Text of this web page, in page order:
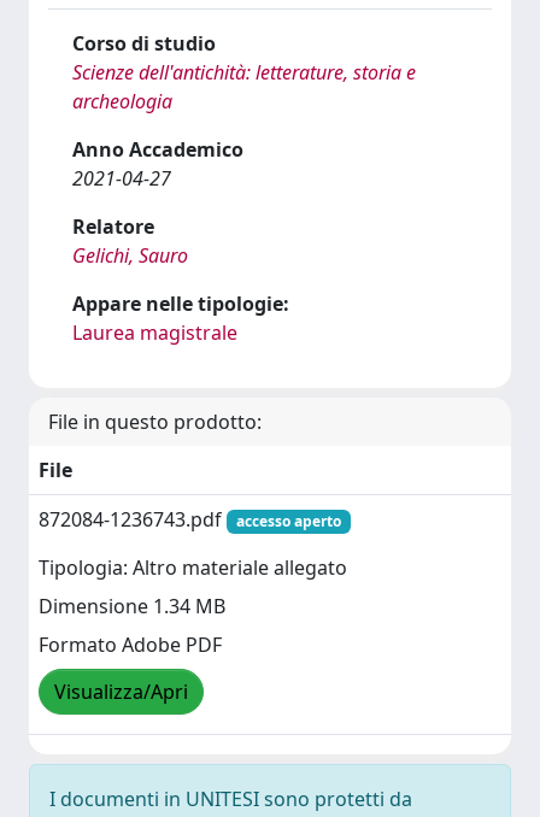
Corso di studio
Scienze dell'antichità: letterature, storia e
archeologia
Anno Accademico
2021-04-27
Relatore
Gelichi, Sauro
Appare nelle tipologie:
Laurea magistrale
File in questo prodotto:
File
872084-1236743.pdf
accesso aperto
Tipologia: Altro materiale allegato
Dimensione 1.34 MB
Formato Adobe PDF
Visualizza/Apri
I documenti in UNITESI sono protetti da